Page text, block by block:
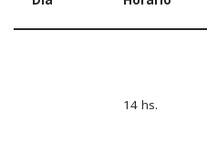
14 hs.